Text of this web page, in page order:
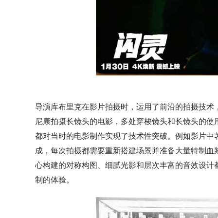
导演库布里克在影片拍摄时，运用了前沿的拍摄技
尼康拍摄长镜头的电影，多处穿梭镜头和长镜头的
都对当时的电影制作实现了技术性突破。例如影片
成，每次拍摄都需要重新搭建场景并准备大量特制
心构建的对称构图、细腻光影和层次丰富的音效设
制的体验。